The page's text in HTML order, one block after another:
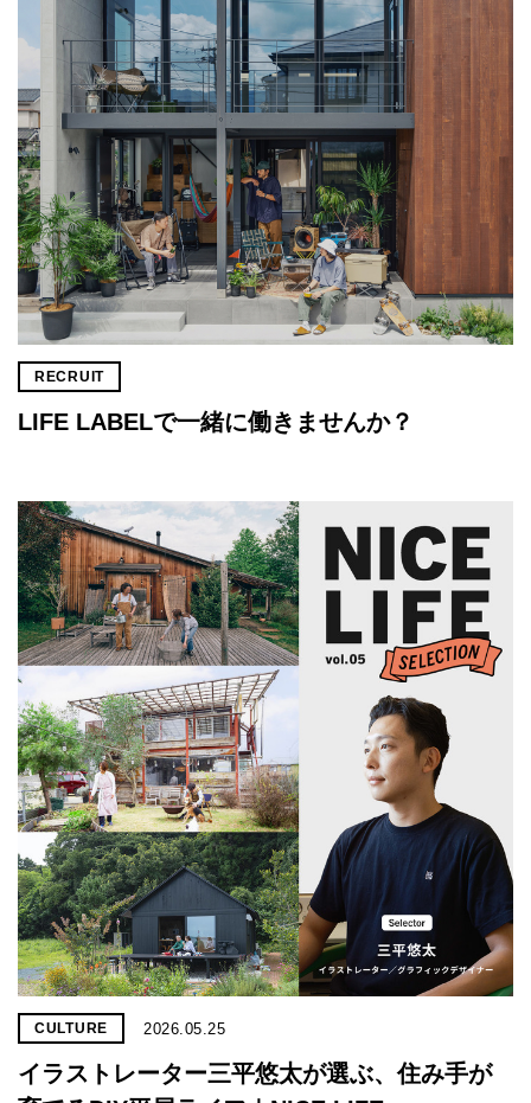
RECRUIT
LIFE LABELで一緒に働きませんか？
CULTURE 2026.05.25
イラストレーター三平悠太が選ぶ、住み手が